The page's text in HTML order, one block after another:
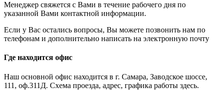
Менеджер свяжется с Вами в течение рабочего дня по
указанной Вами контактной информации.
Если у Вас остались вопросы, Вы можете позвонить нам по
телефонам и дополнительно написать на электронную почту
Где находится офис
Наш основной офис находится в г. Самара, Заводское шоссе,
111, оф.311Д. Схема проезда, адрес, графика работы здесь.